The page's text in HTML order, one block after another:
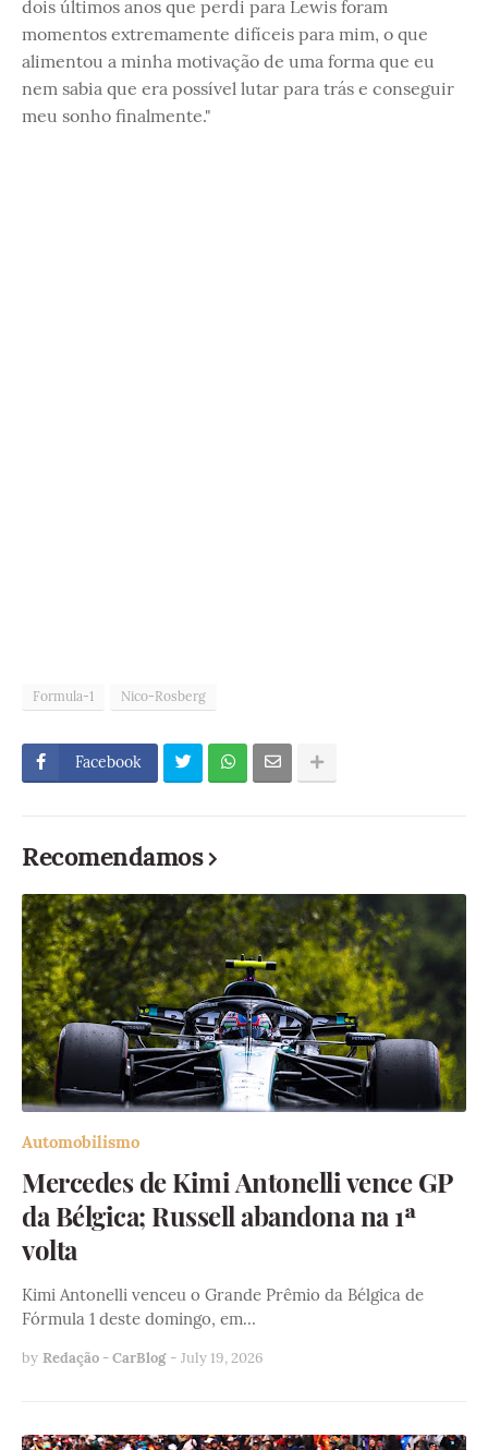
dois últimos anos que perdi para Lewis foram
momentos extremamente difíceis para mim, o que
alimentou a minha motivação de uma forma que eu
nem sabia que era possível lutar para trás e conseguir
meu sonho finalmente."
Formula-1 Nico-Rosberg
Facebook
Recomendamos
Automobilismo
Mercedes de Kimi Antonelli vence GP
da Bélgica; Russell abandona na 1ª
volta
Kimi Antonelli venceu o Grande Prêmio da Bélgica de
Fórmula 1 deste domingo, em…
by Redação - CarBlog - July 19, 2026